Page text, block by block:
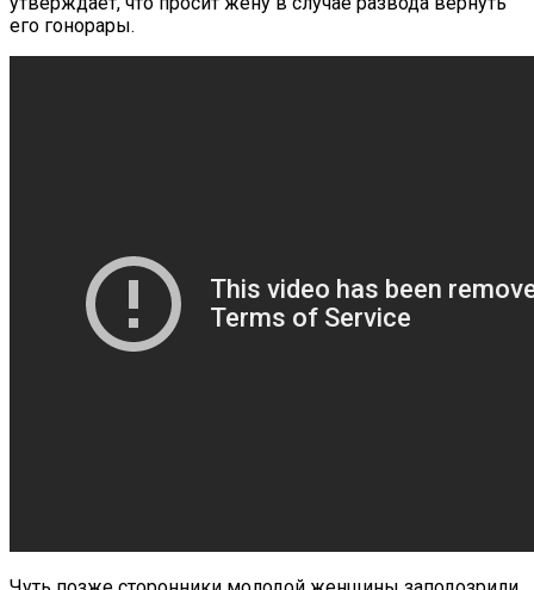
его гонорары.